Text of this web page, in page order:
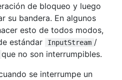
de bloqueo y luego
su bandera. En algunos
esto de todos modos,
estándar
InputStream /
que no son interrumpibles.
se interrumpe un